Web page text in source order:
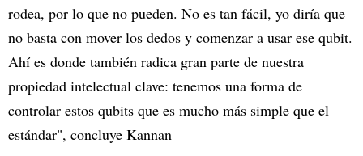
rodea, por lo que no pueden. No es tan fácil, yo diría que
no basta con mover los dedos y comenzar a usar ese qubit.
Ahí es donde también radica gran parte de nuestra
propiedad intelectual clave: tenemos una forma de
controlar estos qubits que es mucho más simple que el
estándar", concluye Kannan